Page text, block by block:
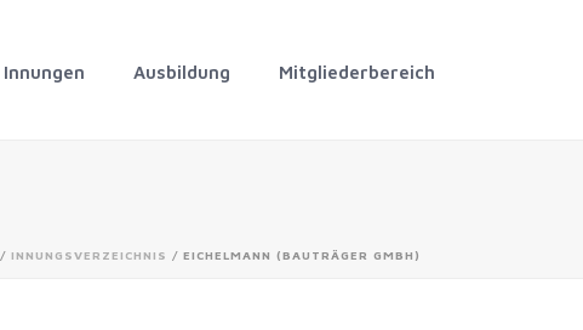
Innungen Ausbildung Mitgliederbereich
/ INNUNGSVERZEICHNIS / EICHELMANN (BAUTRÄGER GMBH)